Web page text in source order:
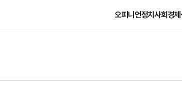
오피니언정치사회경제